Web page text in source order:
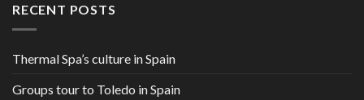
RECENT POSTS
Thermal Spa’s culture in Spain
Groups tour to Toledo in Spain